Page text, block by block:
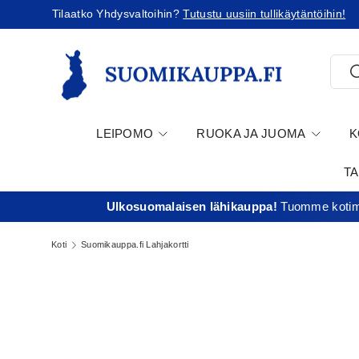
Jatka sisältöön
Tilaatko Yhdysvaltoihin?Tutustu uusiin tullikäytäntöihin!
LEIPOMO RUOKA JA JUOMA
Ulkosuomalaisen lähikauppa!Tuomme
Koti Suomikauppa.fi Lahjakortti